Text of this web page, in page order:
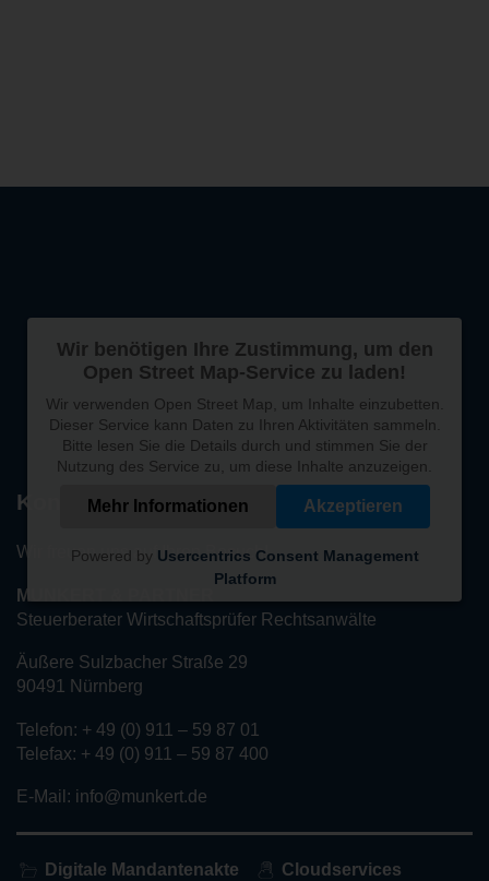
Wir benötigen Ihre Zustimmung, um den
Open Street Map-Service zu laden!
Wir verwenden Open Street Map, um Inhalte einzubetten.
Dieser Service kann Daten zu Ihren Aktivitäten sammeln.
Bitte lesen Sie die Details durch und stimmen Sie der
Nutzung des Service zu, um diese Inhalte anzuzeigen.
Mehr Informationen Akzeptieren
Powered by Usercentrics Consent Management
Platform
Kontakt
Wir freuen uns auf Ihren Besuch!
MUNKERT & PARTNER
Steuerberater Wirtschaftsprüfer Rechtsanwälte
Äußere Sulzbacher Straße 29
90491 Nürnberg
Telefon: + 49 (0) 911 – 59 87 01
Telefax: + 49 (0) 911 – 59 87 400
E-Mail: info@munkert.de
Digitale Mandantenakte Cloudservices